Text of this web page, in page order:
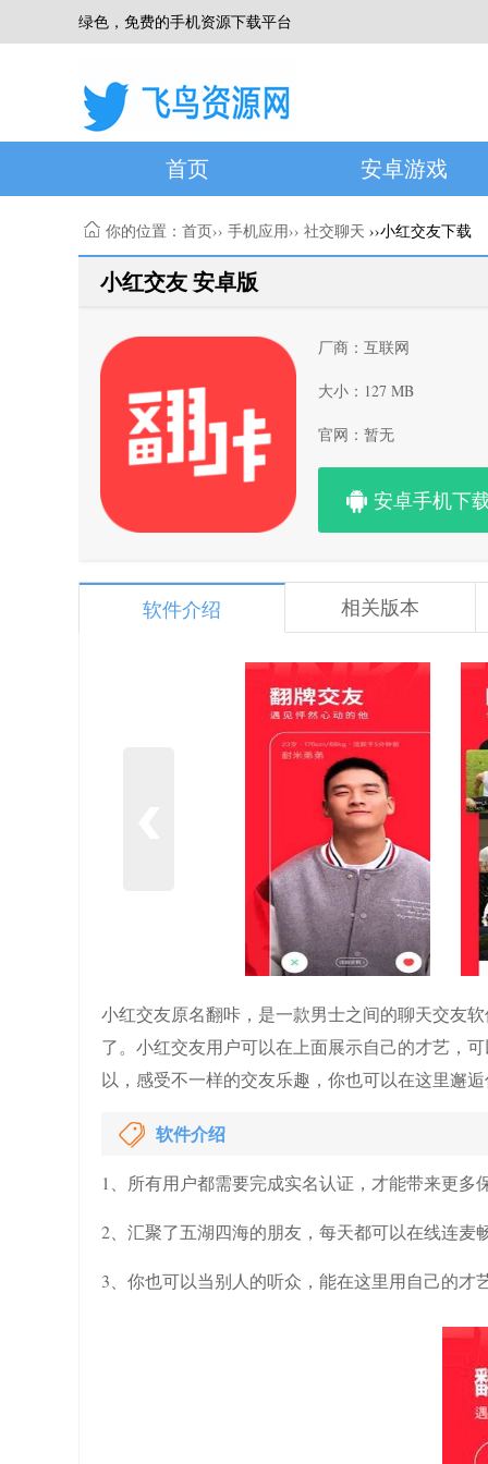
绿色，免费的手机资源下载平台
首页 安卓游戏
你的位置： 首页›› 手机应用›› 社交聊天 ››小红交友下载
小红交友 安卓版
安卓手机下
厂商：互联网
大小：127 MB
官网：暂无
软件介绍 相关版本
小红交友原名翻咔，是一款男士之间的聊天交友
了。小红交友用户可以在上面展示自己的才艺，
以，感受不一样的交友乐趣，你也可以在这里邂
软件介绍
1、所有用户都需要完成实名认证，才能带来更多
2、汇聚了五湖四海的朋友，每天都可以在线连
3、你也可以当别人的听众，能在这里用自己的